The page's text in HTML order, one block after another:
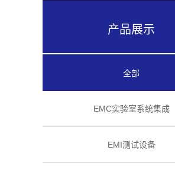
产品展示
全部
EMC实验室系统集成
EMI测试设备